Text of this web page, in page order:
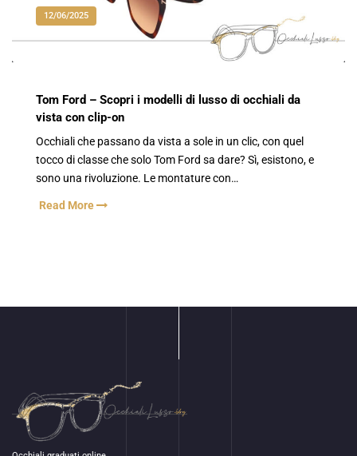
12/06/2025
Tom Ford – Scopri i modelli di lusso di occhiali da
vista con clip-on
Occhiali che passano da vista a sole in un clic, con quel
tocco di classe che solo Tom Ford sa dare? Sì, esistono, e
sono una rivoluzione. Le montature con…
Read More